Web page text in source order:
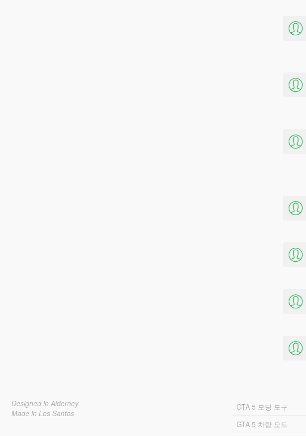
Designed in Alderney
Made in Los Santos
GTA 5 모딩 도구
GTA 5 차량 모드